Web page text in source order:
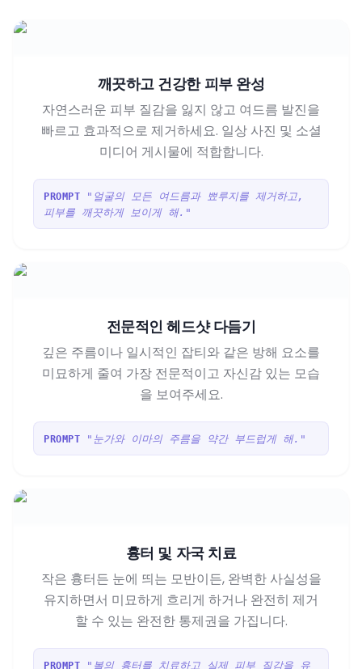
깨끗하고 건강한 피부 완성
자연스러운 피부 질감을 잃지 않고 여드름 발진을
빠르고 효과적으로 제거하세요. 일상 사진 및 소셜
미디어 게시물에 적합합니다.
PROMPT
"얼굴의 모든 여드름과 뾰루지를 제거하고,
피부를 깨끗하게 보이게 해."
전문적인 헤드샷 다듬기
깊은 주름이나 일시적인 잡티와 같은 방해 요소를
미묘하게 줄여 가장 전문적이고 자신감 있는 모습
을 보여주세요.
PROMPT "눈가와 이마의 주름을 약간 부드럽게 해."
흉터 및 자국 치료
작은 흉터든 눈에 띄는 모반이든, 완벽한 사실성을
유지하면서 미묘하게 흐리게 하거나 완전히 제거
할 수 있는 완전한 통제권을 가집니다.
PROMPT "볼의 흉터를 치료하고 실제 피부 질감을 유